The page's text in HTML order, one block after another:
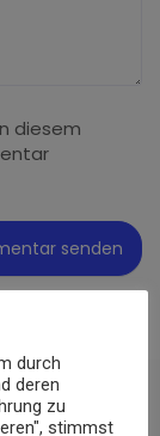
diesem
durch
deren
zu
stimmst